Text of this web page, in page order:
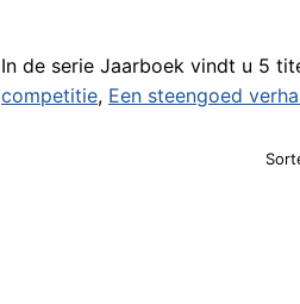
In de serie Jaarboek vindt u 5
competitie, Een steengoed